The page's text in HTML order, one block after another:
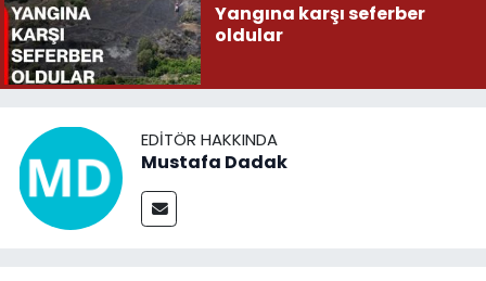
Yangına karşı seferber
oldular
EDITÖR HAKKINDA
Mustafa Dadak